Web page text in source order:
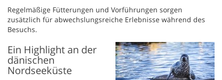
Regelmäßige Fütterungen und Vorführungen sorgen
zusätzlich für abwechslungsreiche Erlebnisse während des
Besuchs.
Ein Highlight an der
dänischen
Nordseeküste